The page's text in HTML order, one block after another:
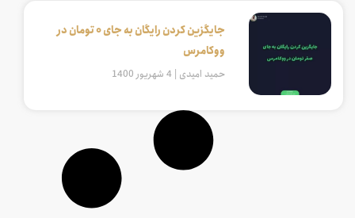
جایگزین کردن رایگان به جای 0 تومان در
ووکامرس
حمید امیدی 4 شهریور 1400